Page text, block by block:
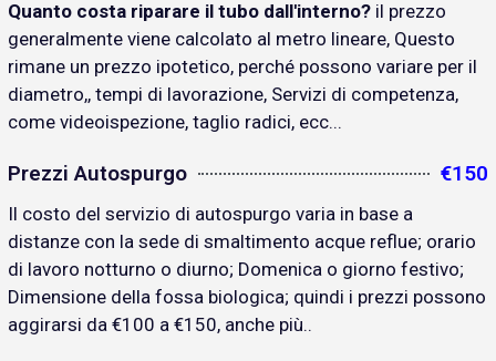
Quanto costa riparare il tubo dall'interno? il prezzo
generalmente viene calcolato al metro lineare, Questo
rimane un prezzo ipotetico, perché possono variare per il
diametro,, tempi di lavorazione, Servizi di competenza,
come videoispezione, taglio radici, ecc...
Prezzi Autospurgo €150
Il costo del servizio di autospurgo varia in base a
distanze con la sede di smaltimento acque reflue; orario
di lavoro notturno o diurno; Domenica o giorno festivo;
Dimensione della fossa biologica; quindi i prezzi possono
aggirarsi da €100 a €150, anche più..